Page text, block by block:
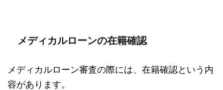
メディカルローンの在籍確認
メディカルローン審査の際には、在籍確認という内
容があります。